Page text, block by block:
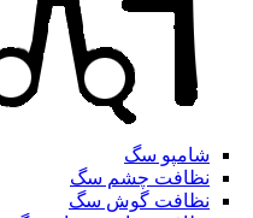
شامپو سگ
نظافت چشم سگ
نظافت گوش سگ